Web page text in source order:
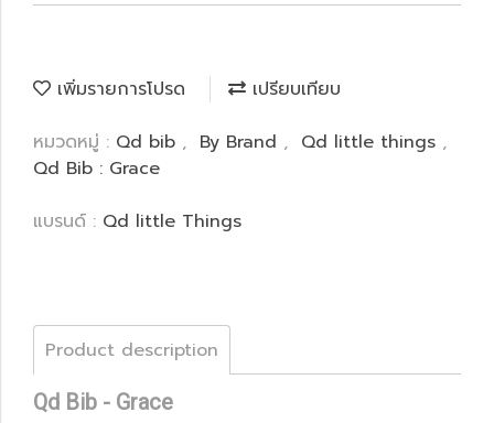
เพิ่มรายการโปรด
เปรียบเทียบ
หมวดหมู่ : Qd bib , By Brand , Qd little things ,
Qd Bib : Grace
แบรนด์ : Qd little Things
Product description
Qd Bib - Grace